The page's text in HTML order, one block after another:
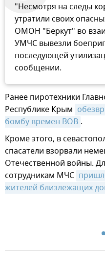
"Несмотря на следы
утратили своих
ОМОН "Беркут" во
УМЧС вывезли
последующей
сообщении.
Ранее пиротехники
Республике Крым
бомбу времен ВОВ .
Кроме этого, в
спасатели взорвали
Отечественной войны.
сотрудникам МЧС
жителей близлежащих